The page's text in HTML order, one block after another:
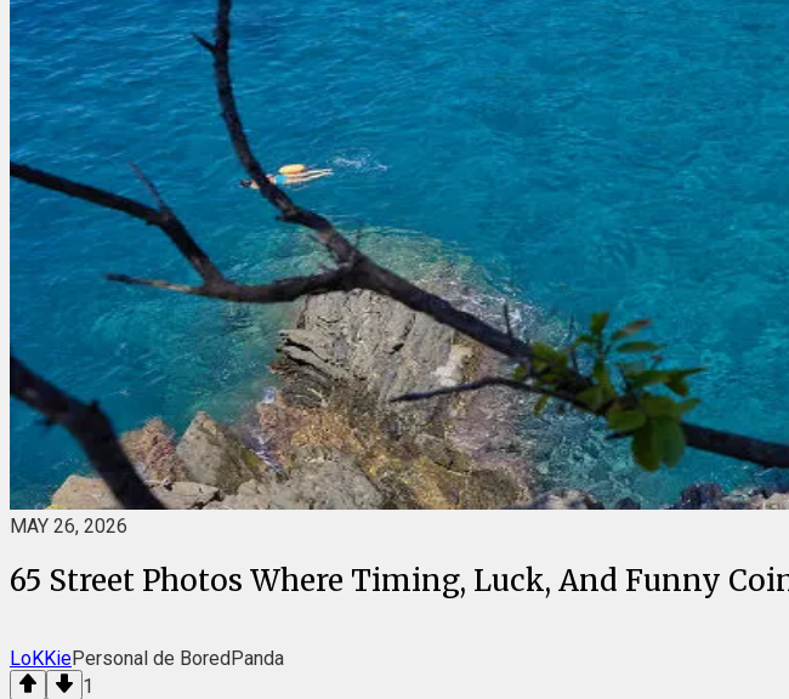
MAY 26, 2026
65 Street Photos Where Timing, Luck, And Funny
LoKKiePersonal de BoredPanda
1